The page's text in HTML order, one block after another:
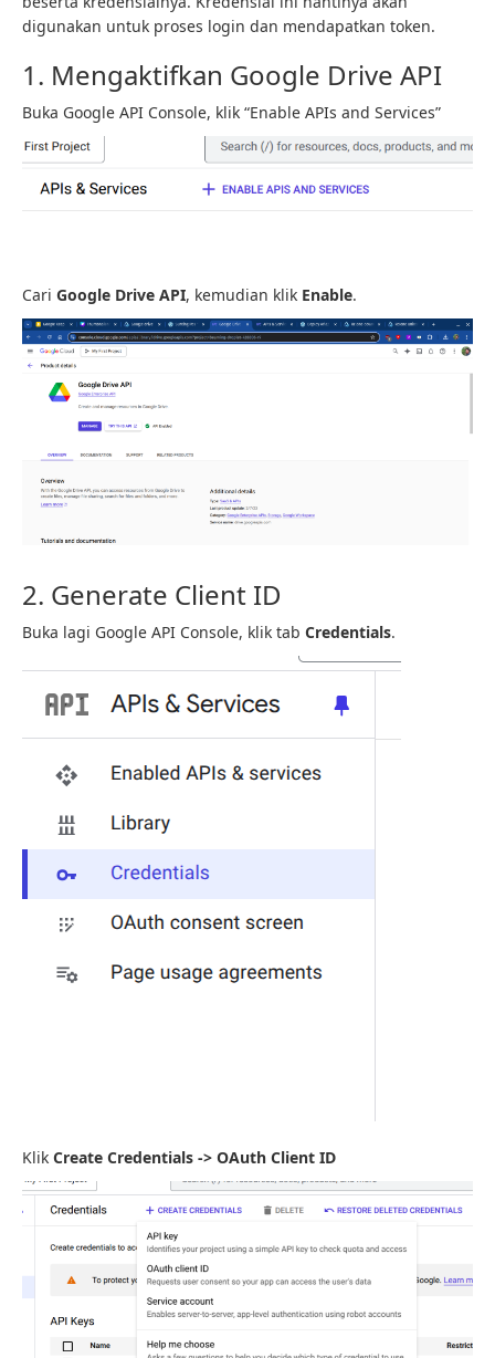
digunakan untuk proses login dan mendapatkan token.
1. Mengaktifkan Google Drive API
Buka Google API Console, klik “Enable APIs and Services”
Cari Google Drive API, kemudian klik Enable.
2. Generate Client ID
Buka lagi Google API Console, klik tab Credentials.
Klik Create Credentials -> OAuth Client ID